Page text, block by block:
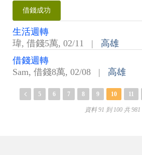
借錢成功
生活週轉
瑋, 借錢5萬, 02/11 | 高雄
借錢週轉
Sam, 借錢8萬, 02/08 | 高雄
5 6 7 8 9 10 11
資料 91 到 100 共 981